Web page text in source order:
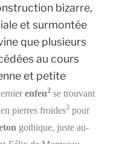
bizarre,
et surmontée
que plusieurs
au cours
et petite
enfeu2 se trouvant
pierres froides3 pour
gothique, juste au-